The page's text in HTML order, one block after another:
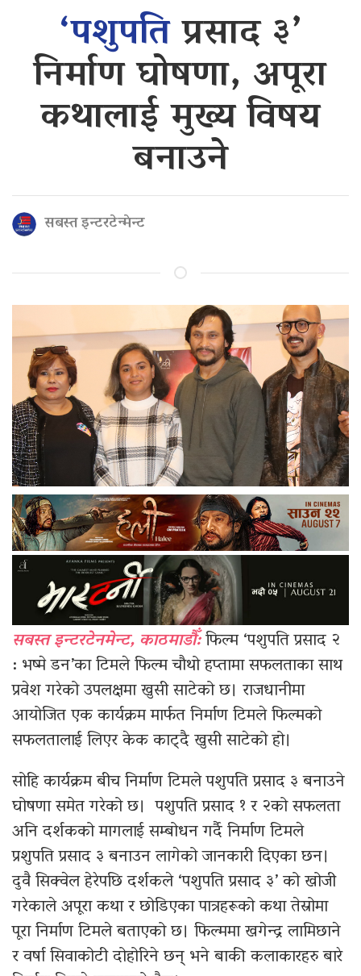
‘पशुपतिप्रसाद ३’
निर्माण घोषणा, अपूरा
कथालाई मुख्य विषय
बनाउने
सबस्त इन्टरटेन्मेन्ट
सबस्त इन्टरटेनमेन्ट, काठमाडौँ:फिल्म ‘पशुपति प्रसाद २
: भष्मे डन’का टिमले फिल्म चौथो हप्तामा सफलताका साथ
प्रवेश गरेको उपलक्षमा खुसी साटेको छ। राजधानीमा
आयोजित एक कार्यक्रम मार्फत निर्माण टिमले फिल्मको
सफलतालाई लिएर केक काट्दै खुसी साटेको हो।
सोहि कार्यक्रम बीच निर्माण टिमले पशुपति प्रसाद ३ बनाउने
घोषणा समेत गरेको छ। पशुपति प्रसाद १ र २को सफलता
अनि दर्शकको मागलाई सम्बोधन गर्दै निर्माण टिमले
प्रशुपति प्रसाद ३ बनाउन लागेको जानकारी दिएका छन।
दुवै सिक्वेल हेरेपछि दर्शकले ‘पशुपति प्रसाद ३’ को खोजी
गरेकाले अपूरा कथा र छोडिएका पात्रहरूको कथा तेस्रोमा
पूरा निर्माण टिमले बताएको छ। फिल्ममा खगेन्द्र लामिछाने
र वर्षा सिवाकोटी दोहोरिने छन् भने बाकी कलाकारहरु बारे